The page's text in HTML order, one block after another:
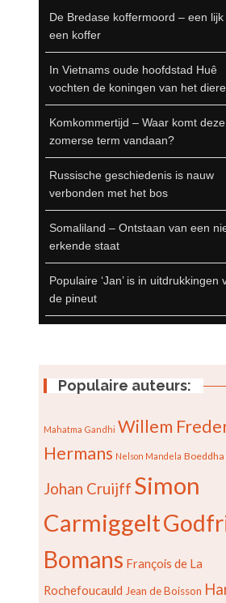
De Bredase koffermoord – een lijk
een koffer
In Vietnams oude hoofdstad Huê
vochten de koningen van het
Komkommertijd – Waar komt deze
zomerse term vandaan?
Russische geschiedenis is nauw
verbonden met het bos
Somaliland – Ontstaan van een
erkende staat
Populaire ‘Jan’ is in uitdrukkingen
de pineut
Populaire auteurs:
Mahatma Gandhi Willem
Hermans Nelson Mandela Boeddha
Johan Cruijff Simon
Carmiggelt
Bomans François de La
Rochefoucauld Jean de Boisson